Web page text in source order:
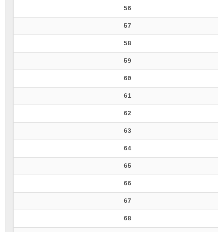
56
57
58
59
60
61
62
63
64
65
66
67
68